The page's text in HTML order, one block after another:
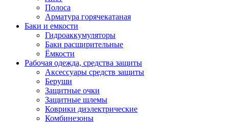
Полоса
Арматура горячекатаная
Баки и емкости
Гидроаккумуляторы
Баки расширительные
Ёмкости
Рабочая одежда, средства защиты
Аксессуары средств защиты
Беруши
Защитные очки
Защитные шлемы
Коврики диэлектрические
Комбинезоны